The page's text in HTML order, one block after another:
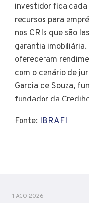
investidor fica cada
recursos para
nos CRIs que são
garantia
ofereceram
com o cenário de
Garcia de Souza,
fundador da
Fonte: IBRAFI
1 AGO 2026